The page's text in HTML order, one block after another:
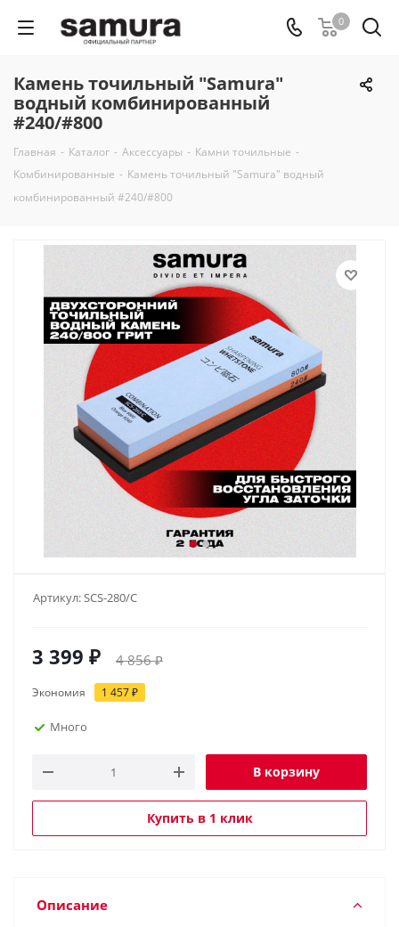
0
Камень точильный "Samura"
водный комбинированный
#240/#800
Главная - Каталог - Аксессуары - Камни точильные -
Комбинированные - Камень точильный "Samura" водный
комбинированный #240/#800
Артикул:SCS-280/С
3 399 ₽ 4 856₽
Экономия 1 457₽
Много
В корзину
Купить в 1 клик
Описание